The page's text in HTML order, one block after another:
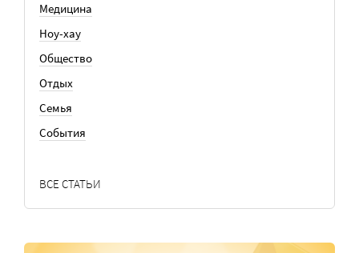
Медицина
Ноу-хау
Общество
Отдых
Семья
События
ВСЕ СТАТЬИ